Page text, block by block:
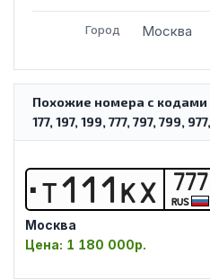
Город Москва
Похожие номера с кодами
177, 197, 199, 777, 797, 799,
Т1 1 1 КХ 777
RUS
Москва
Цена: 1 180 000р.